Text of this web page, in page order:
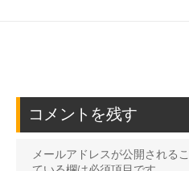
コメントを残す
メールアドレスが公開される